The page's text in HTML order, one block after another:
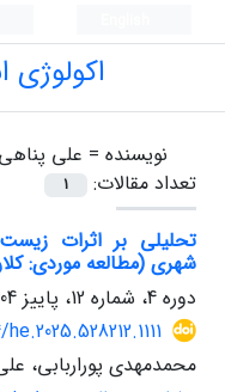
اکولوژی
نویسنده = علی پناهی
تعداد مقالات:
1
تحلیلی بر اثرات
شهری (مطالعه موردی:
دوره 4، شماره 12، پاییز 1404، صفحه
he.2025.528212.1111
محمدمهدی پوراربابی،